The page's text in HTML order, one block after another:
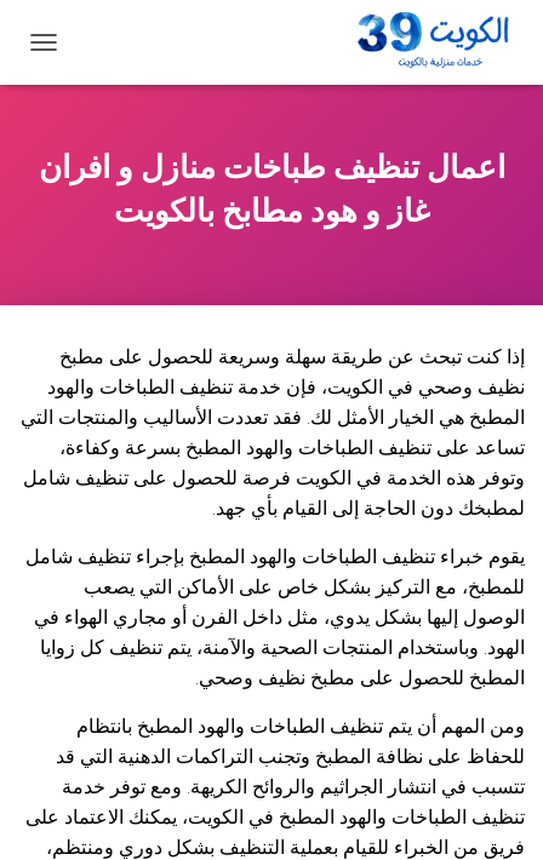
ب
ا
اعمال تنظيف طباخات منازل و افران
غاز و هود مطابخ بالكويت
إذا كنت تبحث عن طريقة سهلة وسريعة للحصول على مطبخ
نظيف وصحي في الكويت، فإن خدمة تنظيف الطباخات والهود
المطبخ هي الخيار الأمثل لك. فقد تعددت الأساليب والمنتجات التي
تساعد على تنظيف الطباخات والهود المطبخ بسرعة وكفاءة،
وتوفر هذه الخدمة في الكويت فرصة للحصول على تنظيف شامل
لمطبخك دون الحاجة إلى القيام بأي جهد.
يقوم خبراء تنظيف الطباخات والهود المطبخ بإجراء تنظيف شامل
للمطبخ، مع التركيز بشكل خاص على الأماكن التي يصعب
الوصول إليها بشكل يدوي، مثل داخل الفرن أو مجاري الهواء في
الهود. وباستخدام المنتجات الصحية والآمنة، يتم تنظيف كل زوايا
المطبخ للحصول على مطبخ نظيف وصحي.
ومن المهم أن يتم تنظيف الطباخات والهود المطبخ بانتظام
للحفاظ على نظافة المطبخ وتجنب التراكمات الدهنية التي قد
تتسبب في انتشار الجراثيم والروائح الكريهة. ومع توفر خدمة
تنظيف الطباخات والهود المطبخ في الكويت، يمكنك الاعتماد على
فريق من الخبراء للقيام بعملية التنظيف بشكل دوري ومنتظم،